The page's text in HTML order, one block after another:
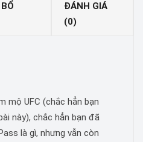
ĐÁNH GIÁ
(0)
mộ UFC (chắc hẳn bạn
này), chắc hẳn bạn đã
là gì, nhưng vẫn còn